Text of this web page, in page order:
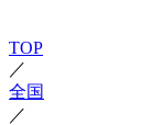
TOP
／
全国
／